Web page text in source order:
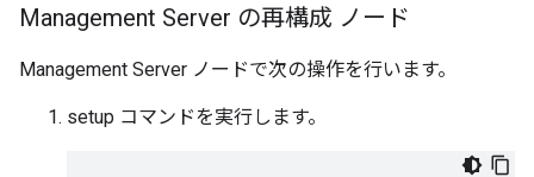
Management Server の再構成 ノード
Management Server ノードで次の操作を行います。
setup コマンドを実行します。